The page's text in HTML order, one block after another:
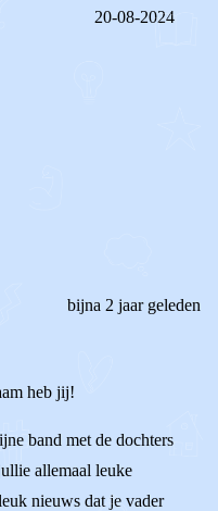
20-08-2024
bijna 2 jaar geleden
heb jij!
band met de dochters
allemaal leuke
nieuws dat je vader